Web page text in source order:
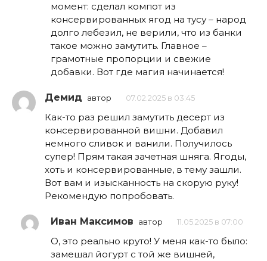
момент: сделал компот из
консервированных ягод на тусу – народ
долго лебезил, не верили, что из банки
такое можно замутить. Главное –
грамотные пропорции и свежие
добавки. Вот где магия начинается!
Демид автор 07.02.2025 в 03:45
Как-то раз решил замутить десерт из
консервированной вишни. Добавил
немного сливок и ванили. Получилось
супер! Прям такая зачетная шняга. Ягоды,
хоть и консервированные, в тему зашли.
Вот вам и изысканность на скорую руку!
Рекомендую попробовать.
Иван Максимов автор 11.05.2025 в 07:00
О, это реально круто! У меня как-то было:
замешал йогурт с той же вишней,